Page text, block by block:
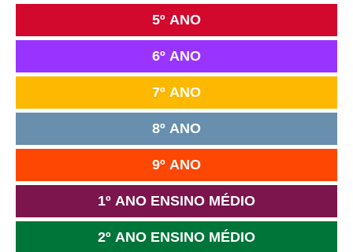
5º ANO
6º ANO
7º ANO
8º ANO
9º ANO
1º ANO ENSINO MÉDIO
2º ANO ENSINO MÉDIO